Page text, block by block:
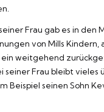
Frau gab es in den
von Mills Kindern,
weitgehend
seiner Frau bleibt vieles
Beispiel seinen Sohn